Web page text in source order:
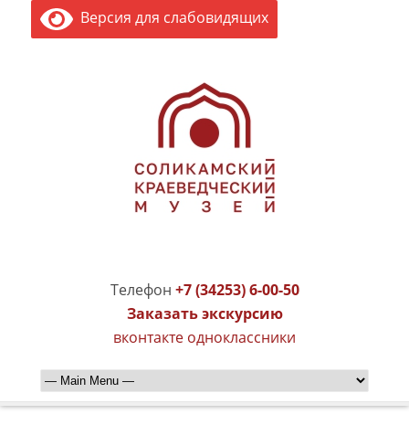
Версия для слабовидящих
Телефон +7 (34253) 6-00-50
Заказать экскурсию
вконтакте одноклассники